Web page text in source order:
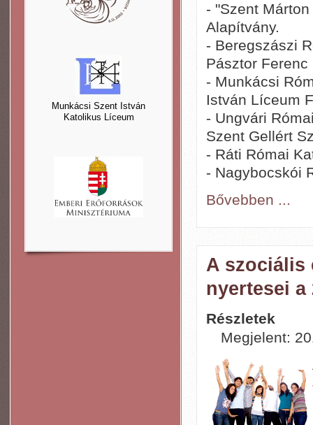
Munkácsi Szent István
Katolikus Líceum
- "Szent
Alapítvány.
- Beregszászi
Pásztor
- Munkácsi
István Líceum
- Ungvári
Szent Gellért
- Ráti Római
- Nagybocskói
Bővebben ...
A szociális
nyertesei a
Részletek
Megjelent: